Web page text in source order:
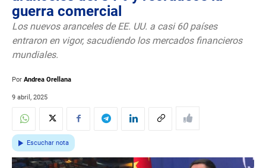
guerra comercial
Los nuevos aranceles de EE. UU. a casi 60 países
entraron en vigor, sacudiendo los mercados financieros
mundiales.
Por Andrea Orellana
9 abril, 2025
Escuchar nota